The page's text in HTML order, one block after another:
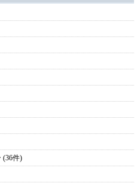
(36件)